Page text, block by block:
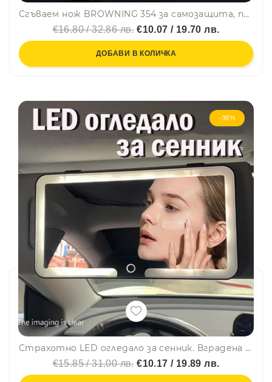
Сгъваем нож BROWNING 354 за самозащита, полуавтоматичен с линейно заключване
€16.80 / 32.86 лв.€10.07 / 19.70 лв.
ДОБАВИ В КОЛИЧКА
-36%
Страхотно LED огледало за сенник. Вградена батерия, USB зареждане, 3 цвята светлина
€15.85 / 31.00 лв.€10.17 / 19.89 лв.